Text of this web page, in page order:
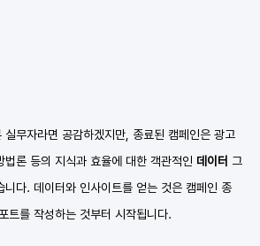
실무자라면 공감하겠지만, 종료된 캠페인은 광고
론 등의 지식과 효율에 대한 객관적인 데이터 그
니다. 데이터와 인사이트를 얻는 것은 캠페인 종
트를 작성하는 것부터 시작됩니다.